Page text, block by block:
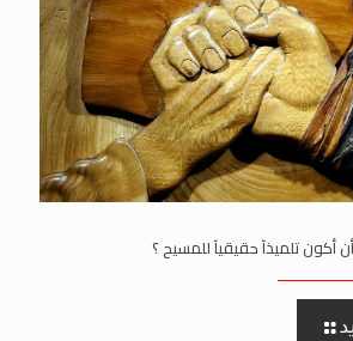
تلميذآ حقيقيآ للمسيح ؟